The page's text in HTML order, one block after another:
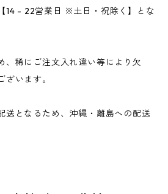
14 - 22営業日 ※土日・祝除く】とな
稀にご注文入れ違い等により欠
います。
となるため、沖縄・離島への配送